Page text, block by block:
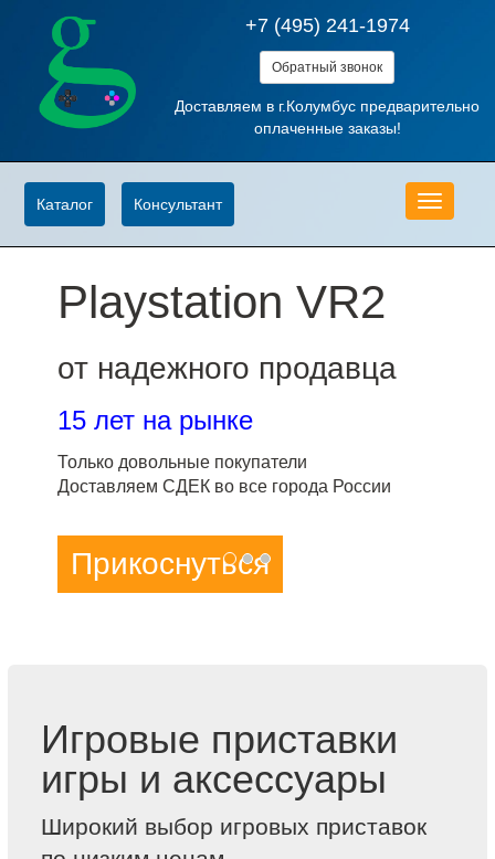
+7 (495) 241-1974
Обратный звонок
Доставляем в г.Колумбус предварительно
оплаченные заказы!
Меню
Каталог Консультант
Playstation VR2
от надежного продавца
15 лет на рынке
Только довольные покупатели
Доставляем СДЕК во все города России
Прикоснуться
Игровые приставки
игры и аксессуары
Широкий выбор игровых приставок